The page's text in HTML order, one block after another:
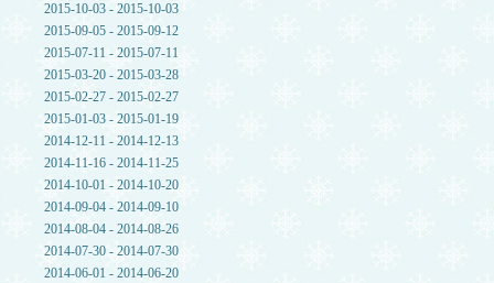
2015-10-03 - 2015-10-03
2015-09-05 - 2015-09-12
2015-07-11 - 2015-07-11
2015-03-20 - 2015-03-28
2015-02-27 - 2015-02-27
2015-01-03 - 2015-01-19
2014-12-11 - 2014-12-13
2014-11-16 - 2014-11-25
2014-10-01 - 2014-10-20
2014-09-04 - 2014-09-10
2014-08-04 - 2014-08-26
2014-07-30 - 2014-07-30
2014-06-01 - 2014-06-20